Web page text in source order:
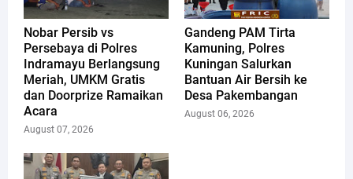
Nobar Persib vs
Persebaya di Polres
Indramayu Berlangsung
Meriah, UMKM Gratis
dan Doorprize Ramaikan
Acara
August 07, 2026
Gandeng PAM Tirta
Kamuning, Polres
Kuningan Salurkan
Bantuan Air Bersih ke
Desa Pakembangan
August 06, 2026